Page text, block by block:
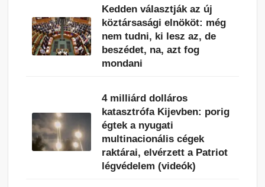
Kedden választják az új
köztársasági elnököt: még
nem tudni, ki lesz az, de
beszédet, na, azt fog
mondani
4 milliárd dolláros
katasztrófa Kijevben: porig
égtek a nyugati
multinacionális cégek
raktárai, elvérzett a Patriot
légvédelem (videók)